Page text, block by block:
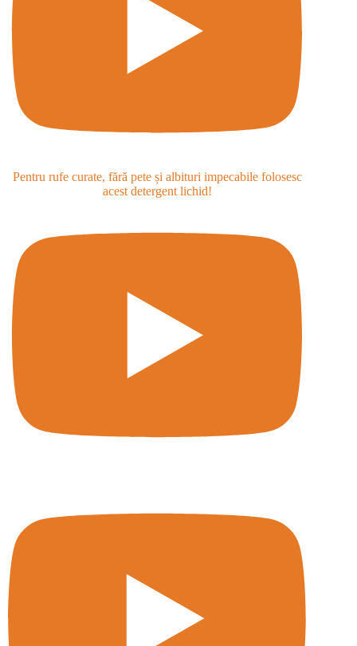
Pentru rufe curate, fără pete și albituri impecabile folosesc
acest detergent lichid!